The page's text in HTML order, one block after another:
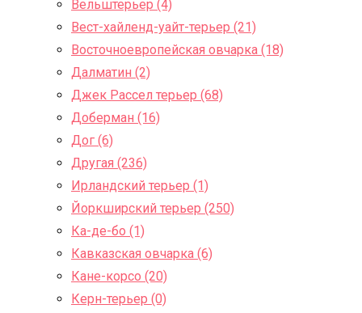
Вельштерьер (4)
Вест-хайленд-уайт-терьер (21)
Восточноевропейская овчарка (18)
Далматин (2)
Джек Рассел терьер (68)
Доберман (16)
Дог (6)
Другая (236)
Ирландский терьер (1)
Йоркширский терьер (250)
Ка-де-бо (1)
Кавказская овчарка (6)
Кане-корсо (20)
Керн-терьер (0)